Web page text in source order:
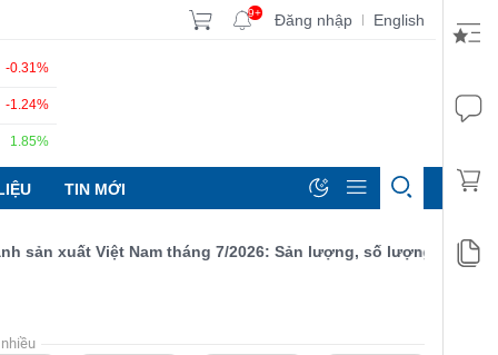
9+ Đăng nhập | English
-0.31%
-1.24%
1.85%
TIN MỚI
xuất Việt Nam tháng 7/2026: Sản lượng, số lượng đơn đặt